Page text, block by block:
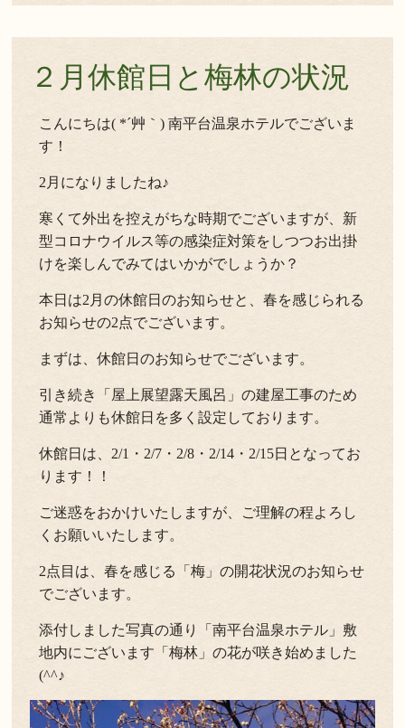
２月休館日と梅林の状況
こんにちは( *´艸｀) 南平台温泉ホテルでございま
す！
2月になりましたね♪
寒くて外出を控えがちな時期でございますが、新
型コロナウイルス等の感染症対策をしつつお出掛
けを楽しんでみてはいかがでしょうか？
本日は2月の休館日のお知らせと、春を感じられる
お知らせの2点でございます。
まずは、休館日のお知らせでございます。
引き続き「屋上展望露天風呂」の建屋工事のため
通常よりも休館日を多く設定しております。
休館日は、2/1・2/7・2/8・2/14・2/15日となってお
ります！！
ご迷惑をおかけいたしますが、ご理解の程よろし
くお願いいたします。
2点目は、春を感じる「梅」の開花状況のお知らせ
でございます。
添付しました写真の通り「南平台温泉ホテル」敷
地内にございます「梅林」の花が咲き始めました
(^^♪